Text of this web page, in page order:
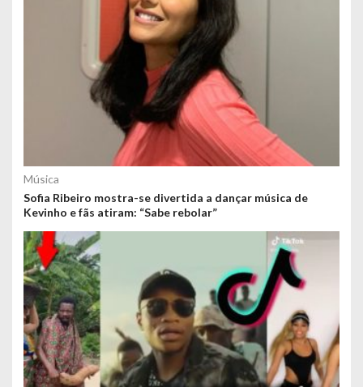
Música
Sofia Ribeiro mostra-se divertida a dançar música de
Kevinho e fãs atiram: “Sabe rebolar”